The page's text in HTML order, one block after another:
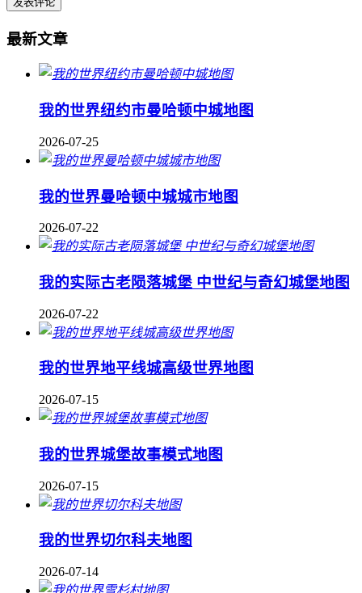
最新文章
我的世界纽约市曼哈顿中城地图
2026-07-25
我的世界曼哈顿中城城市地图
2026-07-22
我的实际古老陨落城堡 中世纪与奇幻城堡地图
2026-07-22
我的世界地平线城高级世界地图
2026-07-15
我的世界城堡故事模式地图
2026-07-15
我的世界切尔科夫地图
2026-07-14